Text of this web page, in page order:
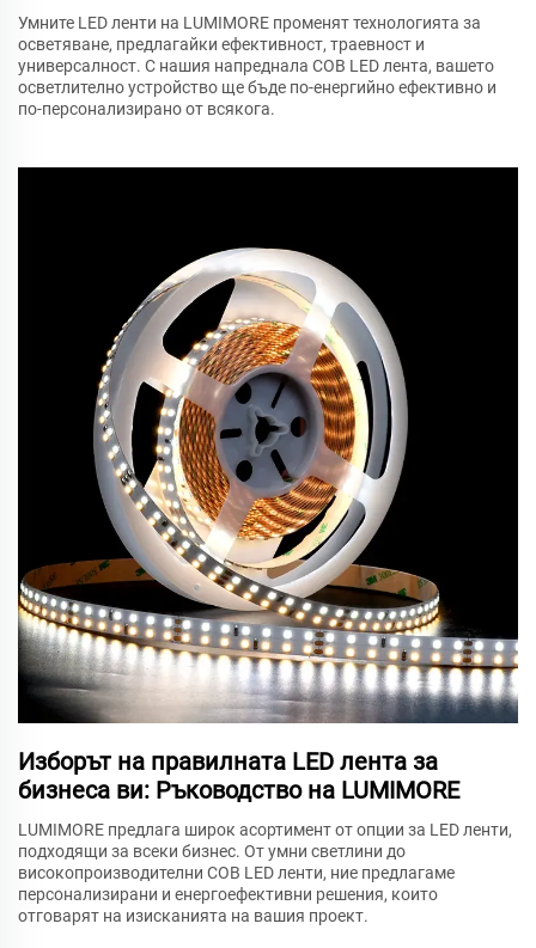
Умните LED ленти на LUMIMORE променят технологията за
осветяване, предлагайки ефективност, траевност и
универсалност. С нашия напреднала COB LED лента, вашето
осветлително устройство ще бъде по-енергийно ефективно и
по-персонализирано от всякога.
Изборът на правилната LED лента за
бизнеса ви: Ръководство на LUMIMORE
LUMIMORE предлага широк асортимент от опции за LED ленти,
подходящи за всеки бизнес. От умни светлини до
високопроизводителни COB LED ленти, ние предлагаме
персонализирани и енергоефективни решения, които
отговарят на изисканията на вашия проект.